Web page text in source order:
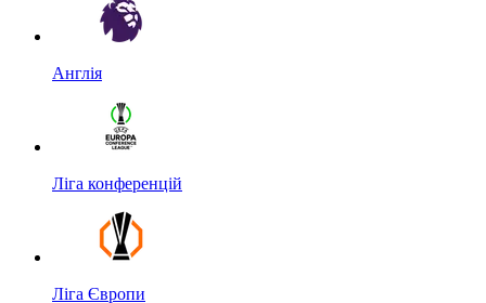
Англія
Ліга конференцій
Ліга Європи